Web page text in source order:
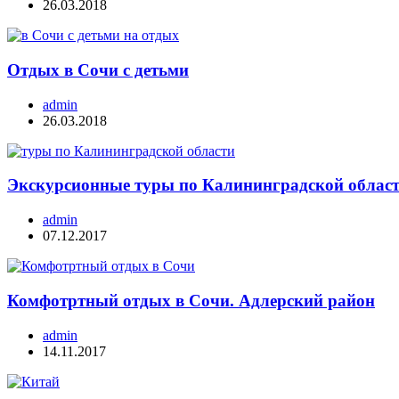
26.03.2018
Отдых в Сочи с детьми
admin
26.03.2018
Экскурсионные туры по Калининградской
admin
07.12.2017
Комфотртный отдых в Сочи. Адлерский район
admin
14.11.2017